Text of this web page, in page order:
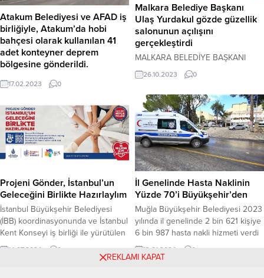
Uygulaması Kars İl...
Atakum Belediyesi ve AFAD iş
birliğiyle, Atakum’da hobi
bahçesi olarak kullanılan 41
adet konteyner deprem
bölgesine gönderildi.
Hobi Bahçesi konteynerleri
deprem bölgesine gönderildi
vatandaşların tarım ve hobi amaçlı
kullandığı Atakum Belediyesi Hobi
Bahçesi’nde bulunan 41 adet
konteyner AFAD’la yapılan iş
birliğiyle deprem bölgesine
tek TIR’lara yüklenen konteynerler,
tren yoluyla ulaşacağı deprem
bölgesinde AFAD tarafından
şehirlere dağıtılacak. BAKIM VE...
17.02.2023 0
Malkara Belediye Başkanı
Ulaş Yurdakul gözde güzellik
salonunun açılışını
gerçekleştirdi
MALKARA BELEDİYE BAŞKANI
ULAŞ YURDAKUL GÖZDE
GÜZELLİK SALONU’NUN AÇILIŞINI
GERÇEKLEŞTİRDİ Malkara Belediye
Başkanı Ulaş Yurdakul, 26 Ekim
2023 Perşembe günü saat 14.00’te
Hacıevhat Mahallesi Şehit Selim
Vural Caddesinde hizmet verecek
olan Gözde Güzellik Salonu’nun
açılışını gerçekleştirdi. Açılış
programında; Belediye Başkan
Yardımcıları Hüseyin Vasfi Güner,
Ersin Kaçar, Siyasi Parti Başkanları
ile...
26.10.2023 0
Projeni Gönder, İstanbul’un
Geleceğini Birlikte Hazırlaylım
İstanbul Büyükşehir Belediyesi
(İBB) koordinasyonunda ve İstanbul
Kent Konseyi iş birliği ile yürütülen
ve bu yıl dördüncüsü
gerçekleştirilen “Katılımcı Bütçe
14.07.2024 0
İl Genelinde Hasta Naklinin
Yüzde 70’i Büyükşehir’den
Muğla Büyükşehir Belediyesi 2023
yılında il genelinde 2 bin 621 kişiye
6 bin 987 hasta nakli hizmeti verdi
ve Muğla’daki hasta nakillerinin
yaklaşık yüzde 70’ni karşıladı.
13.01.2024 0
REKLAMI KAPAT